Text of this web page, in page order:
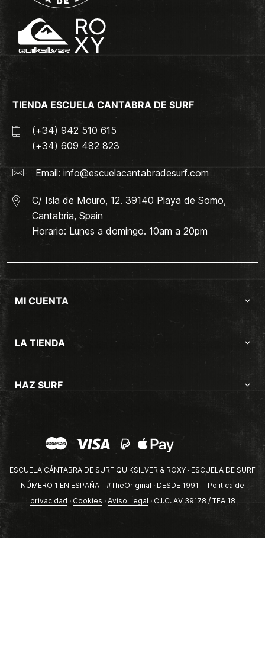
TIENDA ESCUELA CANTABRA DE SURF
(+34) 942 510 615
(+34) 609 482 823
Email: info@escuelacantabradesurf.com
C/ Isla de Mouro, 12. 39140 Playa de Somo,
Cantabria, Spain
Horario: Lunes a domingo. 10am a 20pm
MI CUENTA
LA TIENDA
HAZ SURF
ESCUELA CÁNTABRA DE SURF QUIKSILVER & ROXY · ESCUELA DE SURF
NÚMERO 1 EN ESPAÑA – #TheOriginal · DESDE 1991 - Politica de
privacidad · Cookies · Aviso Legal · C.I.C. AV 39178 / TEA 18